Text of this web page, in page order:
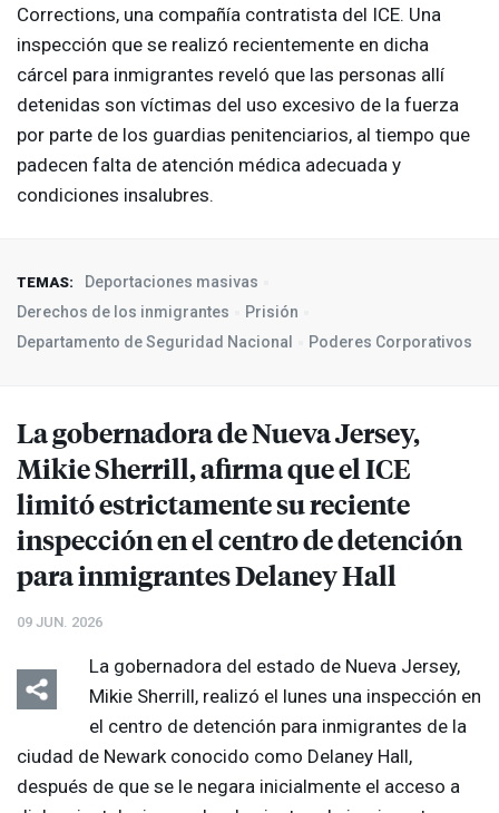
Corrections, una compañía contratista del ICE. Una
inspección que se realizó recientemente en dicha
cárcel para inmigrantes reveló que las personas allí
detenidas son víctimas del uso excesivo de la fuerza
por parte de los guardias penitenciarios, al tiempo que
padecen falta de atención médica adecuada y
condiciones insalubres.
TEMAS:
Deportaciones masivas
Derechos de los inmigrantes
Prisión
Departamento de Seguridad Nacional
Poderes Corporativos
La gobernadora de Nueva Jersey,
Mikie Sherrill, afirma que elICE
limitó estrictamente su reciente
inspección en el centro de detención
para inmigrantes Delaney Hall
09 JUN. 2026
La gobernadora del estado de Nueva Jersey,
Mikie Sherrill, realizó el lunes una inspección en
el centro de detención para inmigrantes de la
ciudad de Newark conocido como Delaney Hall,
después de que se le negara inicialmente el acceso a